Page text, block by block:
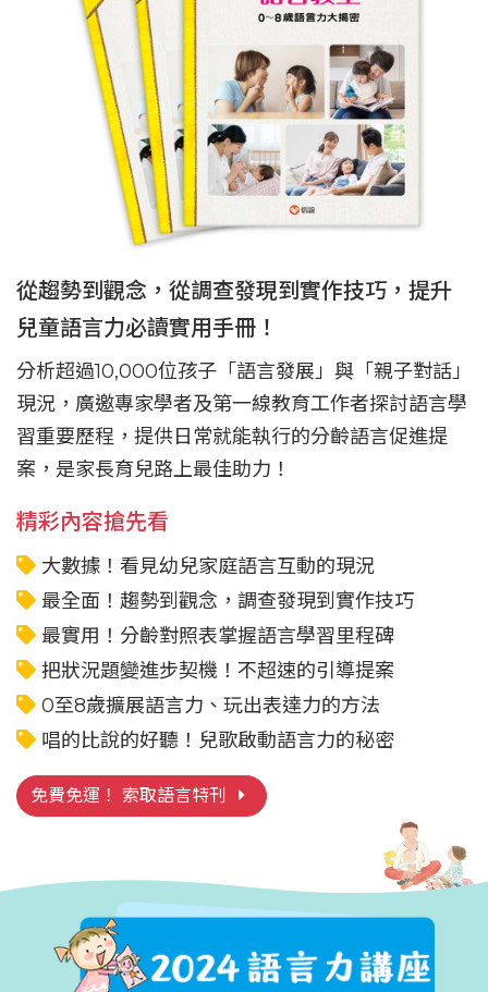
從趨勢到觀念，從調查發現到實作技巧，提升
兒童語言力必讀實用手冊！
分析超過10,000位孩子「語言發展」與「親子對話」
現況，廣邀專家學者及第一線教育工作者探討語言學
習重要歷程，提供日常就能執行的分齡語言促進提
案，是家長育兒路上最佳助力！
精彩內容搶先看
大數據！看見幼兒家庭語言互動的現況
最全面！趨勢到觀念，調查發現到實作技巧
最實用！分齡對照表掌握語言學習里程碑
把狀況題變進步契機！不超速的引導提案
0至8歲擴展語言力、玩出表達力的方法
唱的比說的好聽！兒歌啟動語言力的秘密
免費免運！ 索取語言特刊